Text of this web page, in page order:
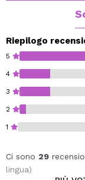
Riepilogo
5
4
3
2
1
Ci sono 29
lingua)